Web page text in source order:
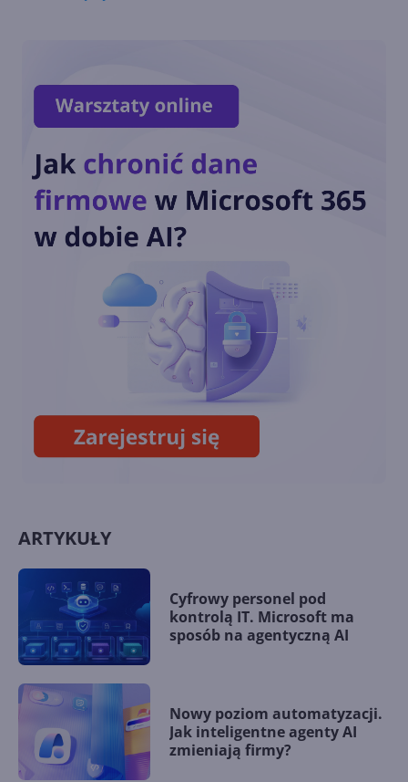
Microsoft Teams i SharePoint
Zautomatyzuj działania w
zaplanowanym promptom
Microsoft Mesh uśmiercony.
Zastąpią go wydarzenia
immersywne w Teams
ARTYKUŁY
Cyfrowy personel pod
kontrolą IT. Microsoft ma
sposób na agentyczną AI
Nowy poziom automatyzacji.
Jak inteligentne agenty AI
zmieniają firmy?